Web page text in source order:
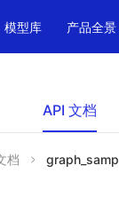
模型库 产品全景
API 文档
档